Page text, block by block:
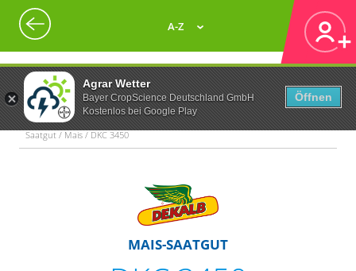
Agrar Wetter
Bayer CropScience Deutschland GmbH
Kostenlos bei Google Play
Öffnen
A-Z
Saatgut / Mais / DKC 3450
MAIS-SAATGUT